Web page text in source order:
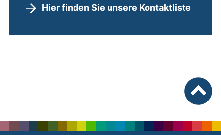
Hier finden Sie unsere Kontaktliste